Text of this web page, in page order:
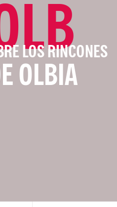
LOS RINCONES
OLBIA